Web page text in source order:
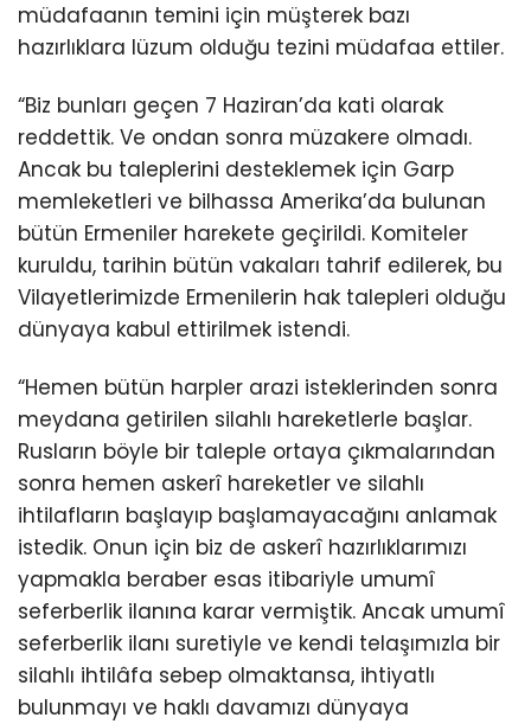
müdafaanın temini için müşterek bazı
hazırlıklara lüzum olduğu tezini müdafaa ettiler.
“Biz bunları geçen 7 Haziran’da kati olarak
reddettik. Ve ondan sonra müzakere olmadı.
Ancak bu taleplerini desteklemek için Garp
memleketleri ve bilhassa Amerika’da bulunan
bütün Ermeniler harekete geçirildi. Komiteler
kuruldu, tarihin bütün vakaları tahrif edilerek, bu
Vilayetlerimizde Ermenilerin hak talepleri olduğu
dünyaya kabul ettirilmek istendi.
“Hemen bütün harpler arazi isteklerinden sonra
meydana getirilen silahlı hareketlerle başlar.
Rusların böyle bir taleple ortaya çıkmalarından
sonra hemen askerî hareketler ve silahlı
ihtilafların başlayıp başlamayacağını anlamak
istedik. Onun için biz de askerî hazırlıklarımızı
yapmakla beraber esas itibariyle umumî
seferberlik ilanına karar vermiştik. Ancak umumî
seferberlik ilanı suretiyle ve kendi telaşımızla bir
silahlı ihtilâfa sebep olmaktansa, ihtiyatlı
bulunmayı ve haklı davamızı dünyaya